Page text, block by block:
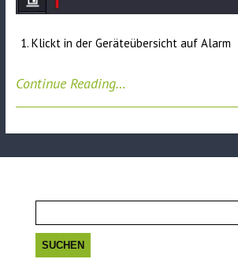
Klickt in der Geräteübersicht auf Alarm
Continue Reading…